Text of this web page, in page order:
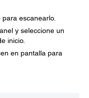
escanearlo.
y seleccione un
inicio.
en pantalla para